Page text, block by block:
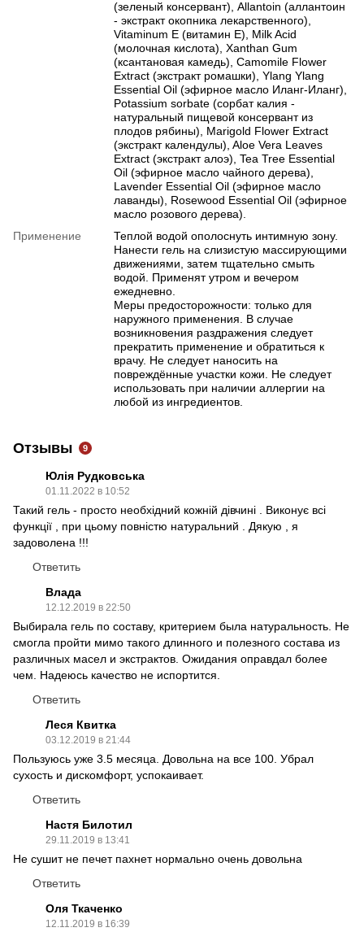
(зеленый консервант), Аllantoin (аллантоин
- экстракт окопника лекарственного),
Vitaminum E (витамин Е), Milk Acid
(молочная кислота), Xanthan Gum
(ксантановая камедь), Camomile Flower
Extract (экстракт ромашки), Ylang Ylang
Essential Oil (эфирное масло Иланг-Иланг),
Potassium sorbate (сорбат калия -
натуральный пищевой консервант из
плодов рябины), Marigold Flower Extract
(экстракт календулы), Aloe Vera Leaves
Extract (экстракт алоэ), Tea Tree Essential
Oil (эфирное масло чайного дерева),
Lavender Essential Oil (эфирное масло
лаванды), Rosewood Essential Oil (эфирное
масло розового дерева).
Применение
Теплой водой ополоснуть интимную зону.
Нанести гель на слизистую массирующими
движениями, затем тщательно смыть
водой. Применят утром и вечером
ежедневно.
Меры предосторожности: только для
наружного применения. В случае
возникновения раздражения следует
прекратить применение и обратиться к
врачу. Не следует наносить на
повреждённые участки кожи. Не следует
использовать при наличии аллергии на
любой из ингредиентов.
Отзывы 9
Юлія Рудковська
01.11.2022 в 10:52
Такий гель - просто необхідний кожній дівчині . Виконує всі
функції , при цьому повністю натуральний . Дякую , я
задоволена !!!
Ответить
Влада
12.12.2019 в 22:50
Выбирала гель по составу, критерием была натуральность. Не
смогла пройти мимо такого длинного и полезного состава из
различных масел и экстрактов. Ожидания оправдал более
чем. Надеюсь качество не испортится.
Ответить
Леся Квитка
03.12.2019 в 21:44
Пользуюсь уже 3.5 месяца. Довольна на все 100. Убрал
сухость и дискомфорт, успокаивает.
Ответить
Настя Билотил
29.11.2019 в 13:41
Не сушит не печет пахнет нормально очень довольна
Ответить
Оля Ткаченко
12.11.2019 в 16:39